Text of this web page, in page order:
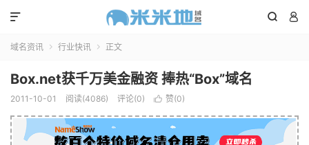
 

域名资讯  行业快讯  正文
Box.net获千万美金融资 捧热“Box”域名
2011-10-01 阅读(4086) 评论(0)  赞(0)